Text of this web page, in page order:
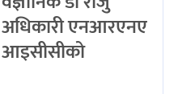
अधिकारी एनआरएनए
आइसीसीको